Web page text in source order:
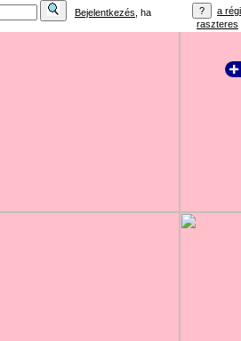
Bejelentkezés , ha
a régi
raszteres